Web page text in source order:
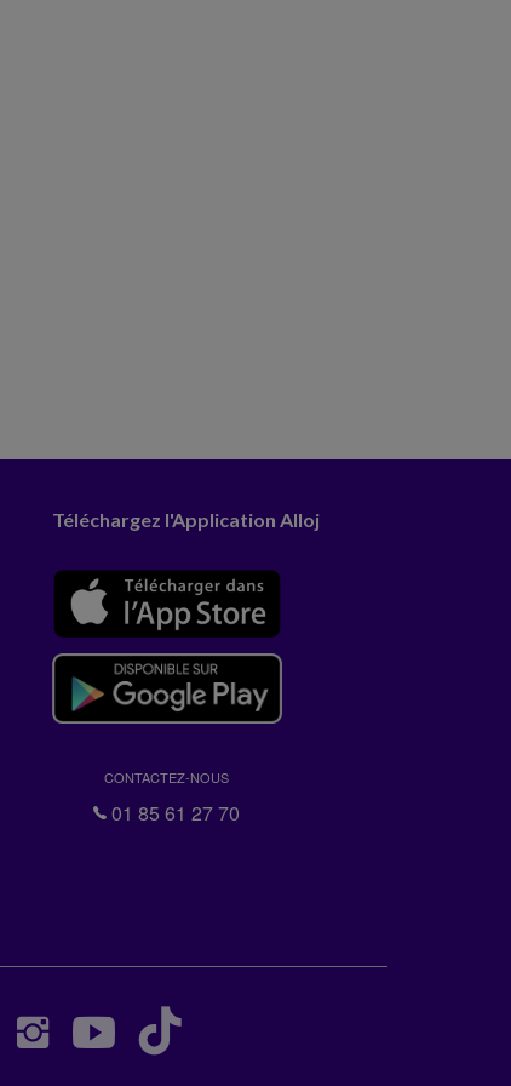
Téléchargez l'Application Alloj
CONTACTEZ-NOUS
01 85 61 27 70